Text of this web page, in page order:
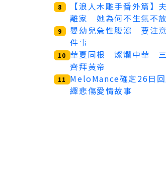
8
【浪人木雕手番外篇】
離家 她為何不生氣不
9
嬰幼兒急性腹瀉 要注
件事
10 華夏同根 燦爛中華
齊拜黃帝
11
MeloMance確定26日
繹悲傷愛情故事